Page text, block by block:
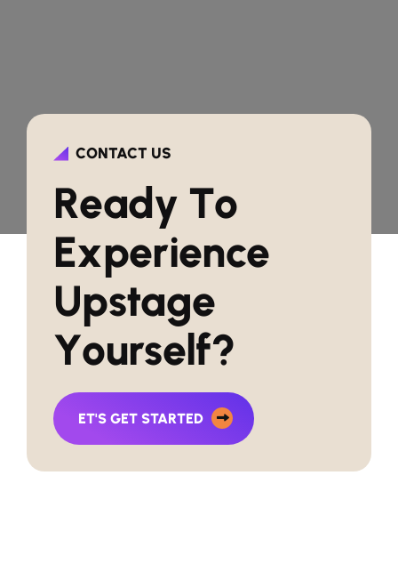
CONTACT US
Ready To
Experience
Upstage
Yourself?
ET'S GET STARTED